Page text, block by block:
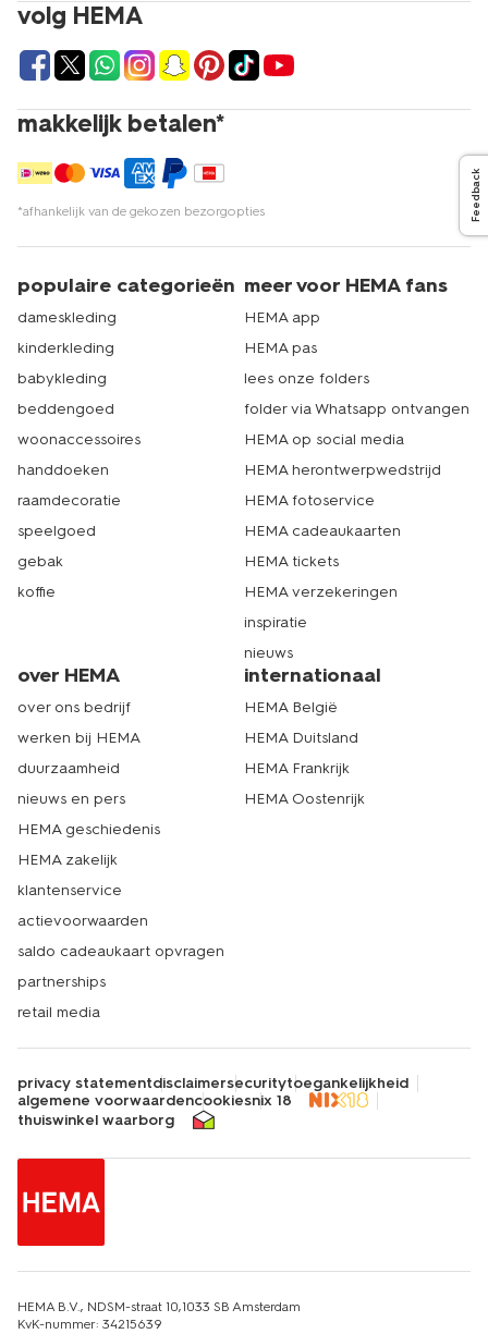
volg HEMA
makkelijk betalen*
*afhankelijk van de gekozen bezorgopties
populaire categorieën
dameskleding
kinderkleding
babykleding
beddengoed
woonaccessoires
handdoeken
raamdecoratie
speelgoed
gebak
koffie
meer voor HEMA fans
HEMA app
HEMA pas
lees onze folders
folder via Whatsapp ontvangen
HEMA op social media
HEMA herontwerpwedstrijd
HEMA fotoservice
HEMA cadeaukaarten
HEMA tickets
HEMA verzekeringen
inspiratie
nieuws
over HEMA
over ons bedrijf
werken bij HEMA
duurzaamheid
nieuws en pers
HEMA geschiedenis
HEMA zakelijk
klantenservice
actievoorwaarden
saldo cadeaukaart opvragen
partnerships
retail media
internationaal
HEMA België
HEMA Duitsland
HEMA Frankrijk
HEMA Oostenrijk
privacy statementdisclaimersecuritytoegankelijkheid
algemene voorwaardencookiesnix 18
thuiswinkel waarborg
HEMA B.V., NDSM-straat 10,1033 SB Amsterdam
KvK-nummer: 34215639
Feedback